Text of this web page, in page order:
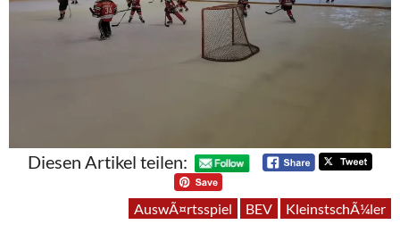
Diesen Artikel teilen:
AuswÃ¤rtsspiel BEV KleinstschÃ¼ler